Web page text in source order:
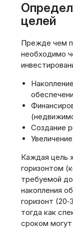
целей
Прежде чем
необходимо
Создание
Каждая цель
горизонтом
требуемой
накопления
горизонт
тогда как
сроком